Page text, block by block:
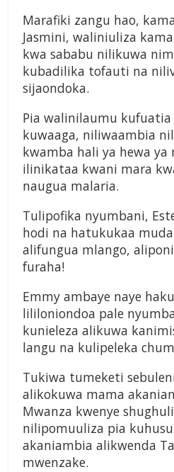
Marafiki zangu hao,
Jasmini, waliniuliza
kwa sababu nilikuwa
kubadilika tofauti na
sijaondoka.
Pia walinilaumu
kuwaaga, niliwaambia
kwamba hali ya hewa ya
ilinikataa kwani mara
naugua malaria.
Tulipofika nyumbani,
hodi na hatukukaa
alifungua mlango,
furaha!
Emmy ambaye naye
lililoniondoa pale
kunieleza alikuwa
langu na kulipeleka
Tukiwa tumeketi
alikokuwa mama
Mwanza kwenye
nilipomuuliza pia
akaniambia alikwenda
mwenzake.